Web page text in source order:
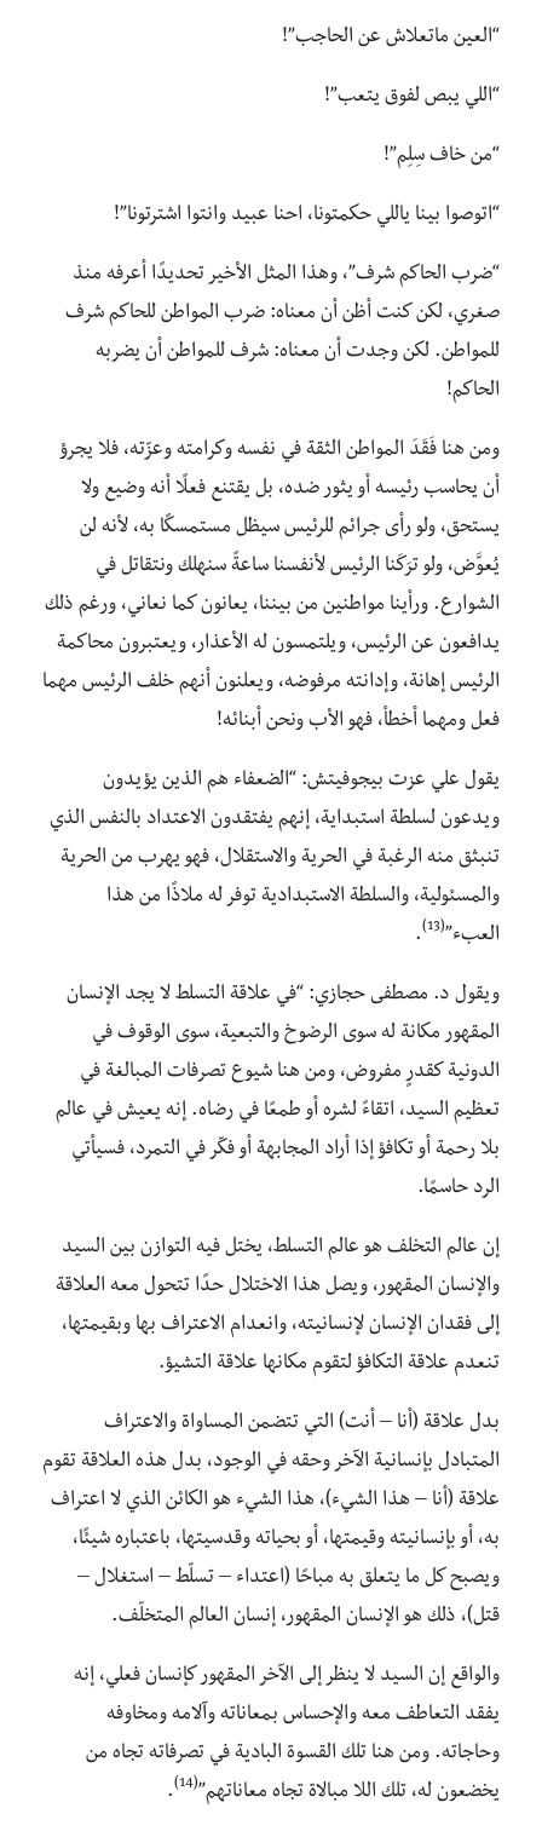
“العين ماتعلاش عن الحاجب”!
“اللي يبص لفوق يتعب”!
“من خاف سِلِم”!
“اتوصوا بينا ياللي حكمتونا، احنا عبيد وانتوا اشترتونا”!
“ضرب الحاكم شرف”، وهذا المثل الأخير تحديدًا أعرفه منذ
صغري، لكن كنت أظن أن معناه: ضرب المواطن للحاكم شرف
للمواطن. لكن وجدت أن معناه: شرف للمواطن أن يضربه
الحاكم!
ومن هنا فَقَدَ المواطن الثقة في نفسه وكرامته وعزّته، فلا يجرؤ
أن يحاسب رئيسه أو يثور ضده، بل يقتنع فعلًا أنه وضيع ولا
يستحق، ولو رأى جرائم للرئيس سيظل مستمسكًا به، لأنه لن
يُعوَّض، ولو ترَكَنا الرئيس لأنفسنا ساعةً سنهلك ونتقاتل في
الشوارع. ورأينا مواطنين من بيننا، يعانون كما نعاني، ورغم ذلك
يدافعون عن الرئيس، ويلتمسون له الأعذار، ويعتبرون محاكمة
الرئيس إهانة، وإدانته مرفوضه، ويعلنون أنهم خلف الرئيس مهما
فعل ومهما أخطأ، فهو الأب ونحن أبنائه!
يقول علي عزت بيجوفيتش: “الضعفاء هم الذين يؤيدون
ويدعون لسلطة استبداية، إنهم يفتقدون الاعتداد بالنفس الذي
تنبثق منه الرغبة في الحرية والاستقلال، فهو يهرب من الحرية
والمسئولية، والسلطة الاستبدادية توفر له ملاذًا من هذا
العبء”(13)
.
ويقول د. مصطفى حجازي: “في علاقة التسلط لا يجد الإنسان
المقهور مكانة له سوى الرضوخ والتبعية، سوى الوقوف في
الدونية كقدرٍ مفروض، ومن هنا شيوع تصرفات المبالغة في
تعظيم السيد، اتقاءً لشره أو طمعًا في رضاه. إنه يعيش في عالم
بلا رحمة أو تكافؤ إذا أراد المجابهة أو فكّر في التمرد، فسيأتي
الرد حاسمًا.
إن عالم التخلف هو عالم التسلط، يختل فيه التوازن بين السيد
والإنسان المقهور، ويصل هذا الاختلال حدًا تتحول معه العلاقة
إلى فقدان الإنسان لإنسانيته، وانعدام الاعتراف بها وبقيمتها،
تنعدم علاقة التكافؤ لتقوم مكانها علاقة التشيؤ.
بدل علاقة (أنا – أنت) التي تتضمن المساواة والاعتراف
المتبادل بإنسانية الآخر وحقه في الوجود، بدل هذه العلاقة تقوم
علاقة (أنا – هذا الشيء)، هذا الشيء هو الكائن الذي لا اعتراف
به، أو بإنسانيته وقيمتها، أو بحياته وقدسيتها، باعتباره شيئًا،
ويصبح كل ما يتعلق به مباحًا (اعتداء – تسلّط – استغلال –
قتل)، ذلك هو الإنسان المقهور، إنسان العالم المتخلّف.
والواقع إن السيد لا ينظر إلى الآخر المقهور كإنسان فعلي، إنه
يفقد التعاطف معه والإحساس بمعاناته وآلامه ومخاوفه
وحاجاته. ومن هنا تلك القسوة البادية في تصرفاته تجاه من
يخضعون له، تلك اللا مبالاة تجاه معاناتهم”(14)
.